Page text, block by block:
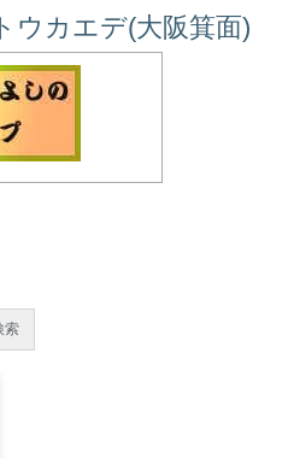
ウカエデ(大阪箕面)